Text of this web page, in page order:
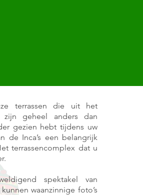
terrassen die uit het
zijn geheel anders dan
gezien hebt tijdens uw
de Inca’s een belangrijk
terrassencomplex dat u
spektakel van
waanzinnige foto’s